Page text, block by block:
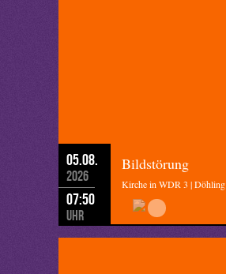
05.08.
2026
07:50
Uhr
Bildstörung
Kirche in WDR 3 | Döhling